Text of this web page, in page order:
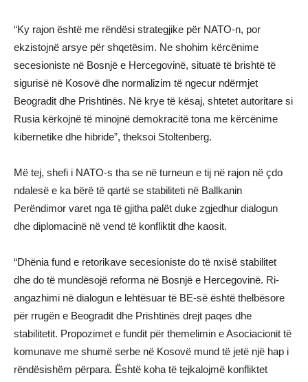
“Ky rajon është me rëndësi strategjike për NATO-n, por
ekzistojnë arsye për shqetësim. Ne shohim kërcënime
secesioniste në Bosnjë e Hercegovinë, situatë të brishtë të
sigurisë në Kosovë dhe normalizim të ngecur ndërmjet
Beogradit dhe Prishtinës. Në krye të kësaj, shtetet autoritare si
Rusia kërkojnë të minojnë demokracitë tona me kërcënime
kibernetike dhe hibride”, theksoi Stoltenberg.
Më tej, shefi i NATO-s tha se në turneun e tij në rajon në çdo
ndalesë e ka bërë të qartë se stabiliteti në Ballkanin
Perëndimor varet nga të gjitha palët duke zgjedhur dialogun
dhe diplomacinë në vend të konfliktit dhe kaosit.
“Dhënia fund e retorikave secesioniste do të nxisë stabilitet
dhe do të mundësojë reforma në Bosnjë e Hercegovinë. Ri-
angazhimi në dialogun e lehtësuar të BE-së është thelbësore
për rrugën e Beogradit dhe Prishtinës drejt paqes dhe
stabilitetit. Propozimet e fundit për themelimin e Asociacionit të
komunave me shumë serbe në Kosovë mund të jetë një hap i
rëndësishëm përpara. Është koha të tejkalojmë konfliktet